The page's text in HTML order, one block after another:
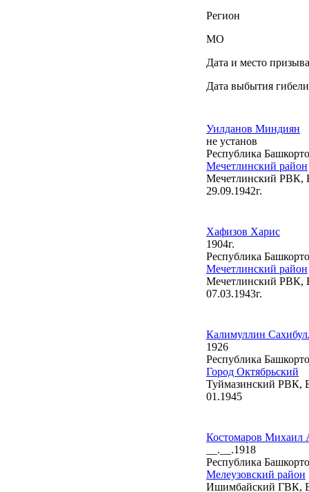
Регион
МО
Дата и место призыва
Дата выбытия гибели
Уилданов Миндиян
не установ
Республика
Мечетлинский район
Мечетлинский РВК,
29.09.1942г.
Хафизов Харис
1904г.
Республика
Мечетлинский район
Мечетлинский РВК,
07.03.1943г.
Калимуллин
1926
Республика
Город Октябрьский
Туймазинский РВК,
01.1945
Костомаров Михаил
__.__.1918
Республика
Мелеузовский район
Ишимбайский ГВК,